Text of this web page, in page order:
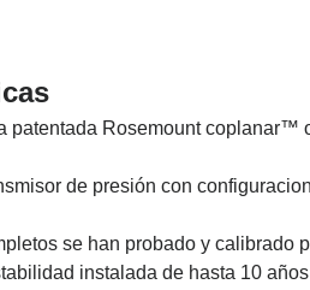
patentada Rosemount coplanar™
de presión con
se han probado y
instalada de hasta 10